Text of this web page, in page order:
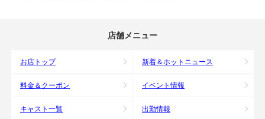
店舗メニュー
お店トップ 新着＆ホットニュース
料金＆クーポン イベント情報
キャスト一覧 出勤情報